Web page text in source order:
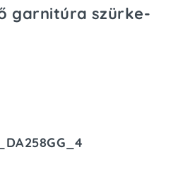
garnitúra szürke-